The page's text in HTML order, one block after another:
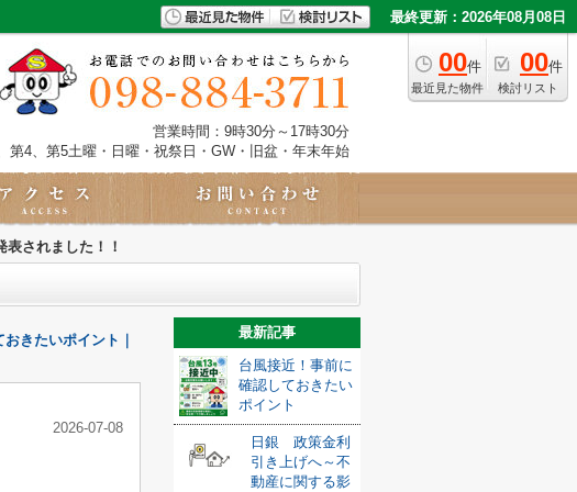
最終更新：2026年08月08日
00件
最近見た物件
00件
検討リスト
営業時間：9時30分～17時30分
第4、第5土曜・日曜・祝祭日・GW・旧盆・年末年始
されました！！
きたいポイント｜
2026-07-08
最新記事
台風接近！事前に
確認しておきたい
ポイント
日銀 政策金利
引き上げへ～不
動産に関する影